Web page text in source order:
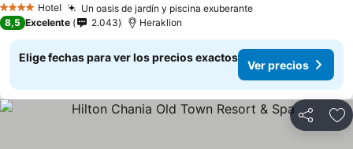
4 EstrellasHotel Un oasis de jardín y piscina exuberante
8,5 Excelente 2.043 Heraklion
Elige fechas para ver los precios exactos
Ver precios
Compartir